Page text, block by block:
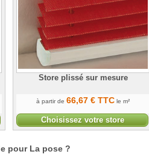
Store plissé sur mesure
à partir de 66,67 € TTC le m²
Choisissez votre store
pour La pose ?